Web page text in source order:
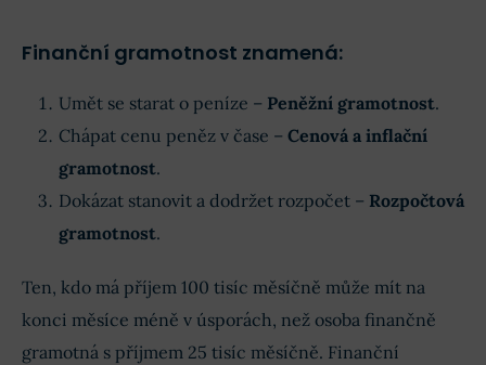
Finanční gramotnost znamená:
Umět se starat o peníze – Peněžní gramotnost.
Chápat cenu peněz v čase – Cenová a inflační
gramotnost.
Dokázat stanovit a dodržet rozpočet – Rozpočtová
gramotnost.
Ten, kdo má příjem 100 tisíc měsíčně může mít na
konci měsíce méně v úsporách, než osoba finančně
gramotná s příjmem 25 tisíc měsíčně. Finanční